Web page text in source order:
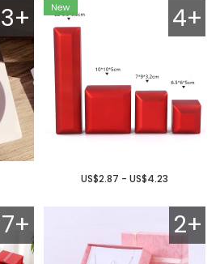
4+
US$2.87 - US$4.23
3+
2+
7+